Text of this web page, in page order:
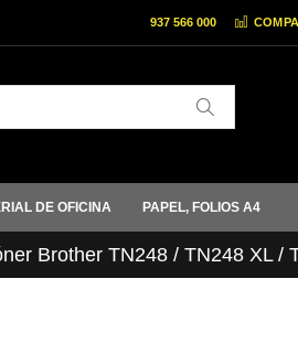
937 566 000
DE OFICINA PAPEL, FOLIOS A4
Brother TN248 / TN248 XL /